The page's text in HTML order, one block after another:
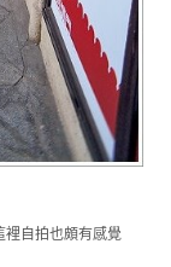
裡自拍也頗有感覺